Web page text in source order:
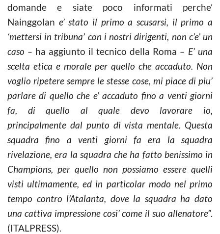
domande e siate poco informati perche’
Nainggolan e’ stato il primo a scusarsi, il primo a
‘mettersi in tribuna’ con i nostri dirigenti, non c’e’ un
caso – ha aggiunto il tecnico della Roma – E’ una
scelta etica e morale per quello che accaduto. Non
voglio ripetere sempre le stesse cose, mi piace di piu’
parlare di quello che e’ accaduto fino a venti giorni
fa, di quello al quale devo lavorare io,
principalmente dal punto di vista mentale. Questa
squadra fino a venti giorni fa era la squadra
rivelazione, era la squadra che ha fatto benissimo in
Champions, per quello non possiamo essere quelli
visti ultimamente, ed in particolar modo nel primo
tempo contro l’Atalanta, dove la squadra ha dato
una cattiva impressione cosi’ come il suo allenatore”.
(ITALPRESS).